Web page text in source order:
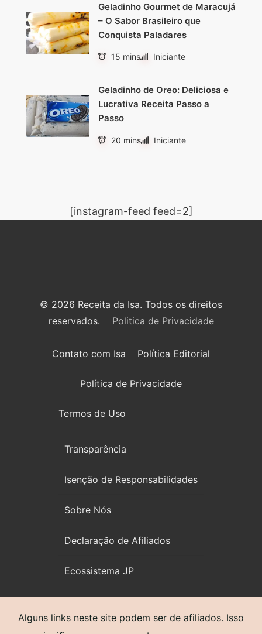
Geladinho Gourmet de Maracujá
– O Sabor Brasileiro que
Conquista Paladares
15 mins Iniciante
Geladinho de Oreo: Deliciosa e
Lucrativa Receita Passo a
Passo
20 mins Iniciante
[instagram-feed feed=2]
© 2026 Receita da Isa. Todos os direitos
reservados.
Politica de Privacidade
Contato com Isa Política Editorial
Política de Privacidade
Termos de Uso
Transparência
Isenção de Responsabilidades
Sobre Nós
Declaração de Afiliados
Ecossistema JP
Alguns links neste site podem ser de afiliados. Isso